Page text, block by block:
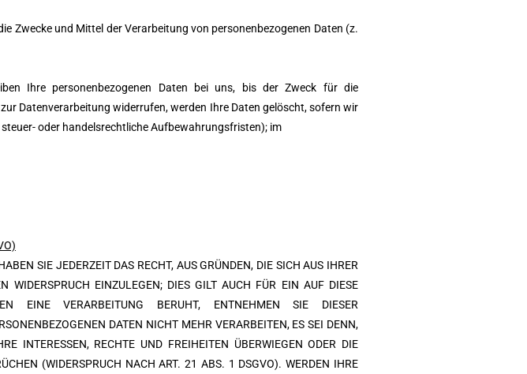
Zwecke und Mittel der Verarbeitung von personenbezogenen Daten (z.
Ihre personenbezogenen Daten bei uns, bis der Zweck für die
Datenverarbeitung widerrufen, werden Ihre Daten gelöscht, sofern wir
oder handelsrechtliche Aufbewahrungsfristen); im
SIE JEDERZEIT DAS RECHT, AUS GRÜNDEN, DIE SICH AUS IHRER
WIDERSPRUCH EINZULEGEN; DIES GILT AUCH FÜR EIN AUF DIESE
EINE VERARBEITUNG BERUHT, ENTNEHMEN SIE DIESER
DATEN NICHT MEHR VERARBEITEN, ES SEI DENN,
INTERESSEN, RECHTE UND FREIHEITEN ÜBERWIEGEN ODER DIE
(WIDERSPRUCH NACH ART. 21 ABS. 1 DSGVO). WERDEN IHRE